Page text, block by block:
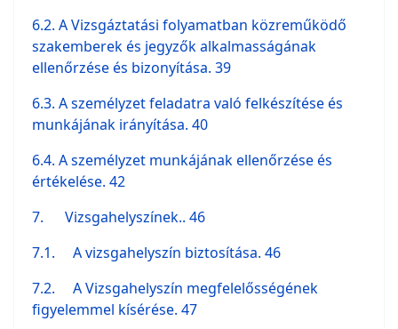
6.2. A Vizsgáztatási folyamatban közreműködő
szakemberek és jegyzők alkalmasságának
ellenőrzése és bizonyítása. 39
6.3. A személyzet feladatra való felkészítése és
munkájának irányítása. 40
6.4. A személyzet munkájának ellenőrzése és
értékelése. 42
7. Vizsgahelyszínek.. 46
7.1.
A vizsgahelyszín biztosítása. 46
7.2.
A Vizsgahelyszín megfelelősségének
figyelemmel kísérése. 47